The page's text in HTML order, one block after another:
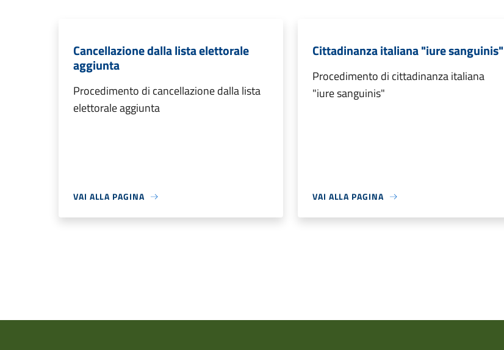
Cancellazione dalla lista elettorale
aggiunta
Procedimento di cancellazione dalla lista
elettorale aggiunta
VAI ALLA PAGINA
Cittadinanza italiana "iure sanguinis"
Procedimento di cittadinanza italiana
"iure sanguinis"
VAI ALLA PAGINA